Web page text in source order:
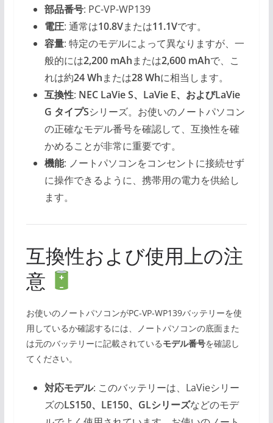
部品番号: PC-VP-WP139
電圧: 通常は10.8Vまたは11.1Vです。
容量: 特定のモデルによって異なりますが、一
般的には2,200 mAhまたは2,600 mAhで、こ
れは約24 Whまたは28 Whに相当します。
互換性: NEC LaVie S、LaVie E、およびLaVie
G タイプSシリーズ。お使いのノートパソコン
の正確なモデル番号を確認して、互換性を確
かめることが非常に重要です。
機能: ノートパソコンをコンセントに接続せず
に操作できるように、携帯用の電力を供給し
ます。
互換性および使用上の注
意
お使いのノートパソコンがPC-VP-WP139バッテリーを使
用しているか確認するには、ノートパソコンの底面また
は元のバッテリーに記載されているモデル番号を確認し
てください。
対応モデル: このバッテリーは、LaVieシリー
ズのLS150、LE150、GLシリーズなどのモデ